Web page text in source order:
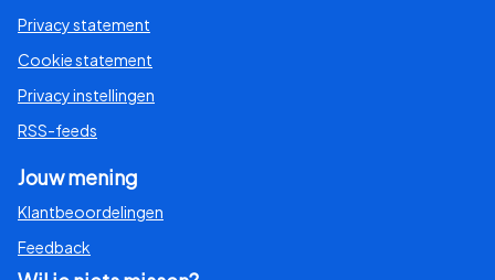
Privacy statement
Cookie statement
Privacy instellingen
RSS-feeds
Jouw mening
Klantbeoordelingen
Feedback